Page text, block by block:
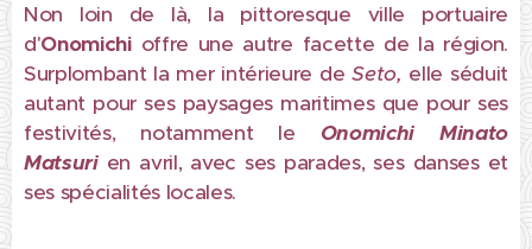
Non loin de là, la pittoresque ville portuaire
d'Onomichioffre une autre facette de la région.
Surplombant la mer intérieure deSeto, elle séduit
autant pour ses paysages maritimes que pour ses
festivités, notamment le Onomichi Minato
Matsurien avril, avec ses parades, ses danses et
ses spécialités locales.